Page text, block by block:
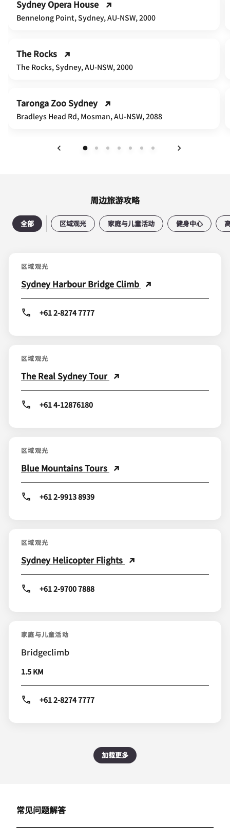
Sydney Opera House
Bennelong Point, Sydney, AU-NSW, 2000
The Rocks
The Rocks, Sydney, AU-NSW, 2000
Taronga Zoo Sydney
Bradleys Head Rd, Mosman, AU-NSW, 2088
周边旅游攻略
全部 区域观光 家庭与儿童活动 健身中心
区域观光
Sydney Harbour Bridge Climb
+61 2-8274 7777
区域观光
The Real Sydney Tour
+61 4-12876180
区域观光
Blue Mountains Tours
+61 2-9913 8939
区域观光
Sydney Helicopter Flights
+61 2-9700 7888
家庭与儿童活动
Bridgeclimb
1.5 KM
+61 2-8274 7777
加载更多
常见问题解答